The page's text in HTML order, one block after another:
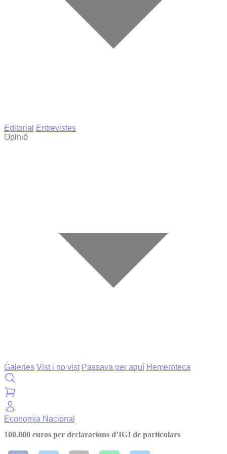
Editorial
Entrevistes
Opinió
Galeries Vist i no vist Passava per aquí Hemeroteca
Economia Nacional
100.000 euros per declaracions d’IGI de particulars